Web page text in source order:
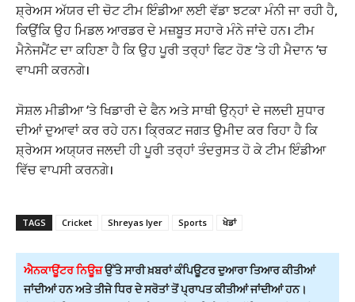
ਸ਼੍ਰੇਅਸ ਅੱਯਰ ਦੀ ਚੋਟ ਟੀਮ ਇੰਡੀਆ ਲਈ ਵੱਡਾ ਝਟਕਾ ਮੰਨੀ ਜਾ ਰਹੀ ਹੈ,
ਕਿਉਂਕਿ ਉਹ ਮਿਡਲ ਆਰਡਰ ਦੇ ਮਜ਼ਬੂਤ ਸਹਾਰੇ ਮੰਨੇ ਜਾਂਦੇ ਹਨ। ਟੀਮ
ਮੈਨੇਜਮੈਂਟ ਦਾ ਕਹਿਣਾ ਹੈ ਕਿ ਉਹ ਪੂਰੀ ਤਰ੍ਹਾਂ ਫਿਟ ਹੋਣ ‘ਤੇ ਹੀ ਮੈਦਾਨ ‘ਚ
ਵਾਪਸੀ ਕਰਨਗੇ।
ਸੋਸ਼ਲ ਮੀਡੀਆ ‘ਤੇ ਖਿਡਾਰੀ ਦੇ ਫੈਨ ਅਤੇ ਸਾਥੀ ਉਨ੍ਹਾਂ ਦੇ ਜਲਦੀ ਸੁਧਾਰ
ਦੀਆਂ ਦੁਆਵਾਂ ਕਰ ਰਹੇ ਹਨ। ਕ੍ਰਿਕਟ ਜਗਤ ਉਮੀਦ ਕਰ ਰਿਹਾ ਹੈ ਕਿ
ਸ਼੍ਰੇਅਸ ਅਯ੍ਯਰ ਜਲਦੀ ਹੀ ਪੂਰੀ ਤਰ੍ਹਾਂ ਤੰਦਰੁਸਤ ਹੋ ਕੇ ਟੀਮ ਇੰਡੀਆ
ਵਿੱਚ ਵਾਪਸੀ ਕਰਨਗੇ।
TAGS Cricket Shreyas Iyer Sports ਖੇਡਾਂ
ਐਨਕਾਊਂਟਰ ਨਿਊਜ਼ਉੱਤੇ ਸਾਰੀ ਖ਼ਬਰਾਂ ਕੰਪਿਊਟਰ ਦੁਆਰਾ ਤਿਆਰ ਕੀਤੀਆਂ
ਜਾਂਦੀਆਂ ਹਨ ਅਤੇ ਤੀਜੇ ਧਿਰ ਦੇ ਸਰੋਤਾਂ ਤੋਂ ਪ੍ਰਾਪਤ ਕੀਤੀਆਂ ਜਾਂਦੀਆਂ ਹਨ।